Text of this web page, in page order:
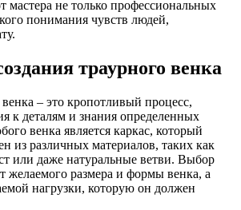
мастера не только профессиональных
понимания чувств людей,
траурного венка
– это кропотливый процесс,
к деталям и знания определенных
венка является каркас, который
из различных материалов, таких как
или даже натуральные ветви. Выбор
желаемого размера и формы венка, а
нагрузки, которую он должен